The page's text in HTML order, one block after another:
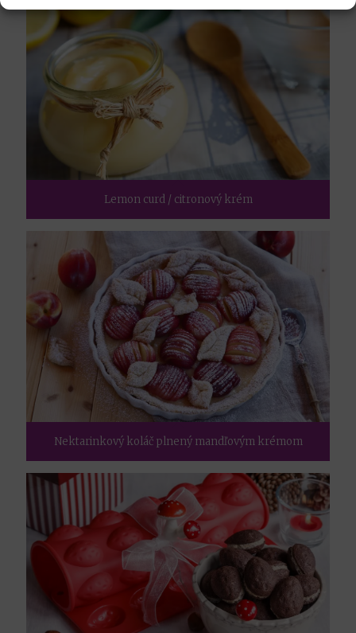
Lemon curd / citronový krém
Nektarinkový koláč plnený mandľovým krémom